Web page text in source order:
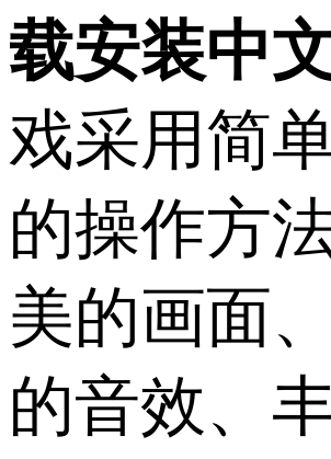
载安装中
戏采用简
的操作方
美的画面
的音效、